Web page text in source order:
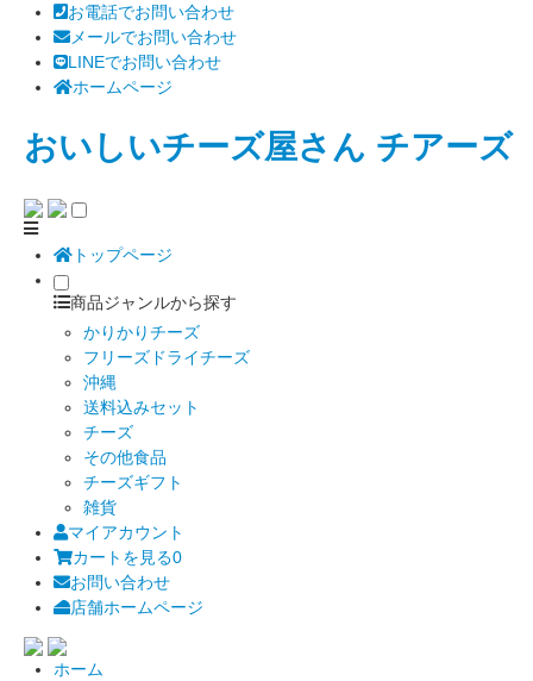
お電話でお問い合わせ
メールでお問い合わせ
LINEでお問い合わせ
ホームページ
おいしいチーズ屋さん チアーズ
トップページ
商品ジャンルから探す
かりかりチーズ
フリーズドライチーズ
沖縄
送料込みセット
チーズ
その他食品
チーズギフト
雑貨
マイアカウント
カートを見る0
お問い合わせ
店舗ホームページ
ホーム